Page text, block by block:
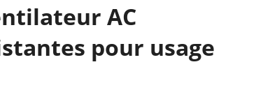
AC
pour usage